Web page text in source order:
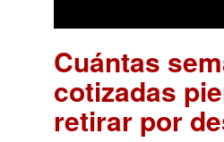
Cuántas
cotizadas
retirar por